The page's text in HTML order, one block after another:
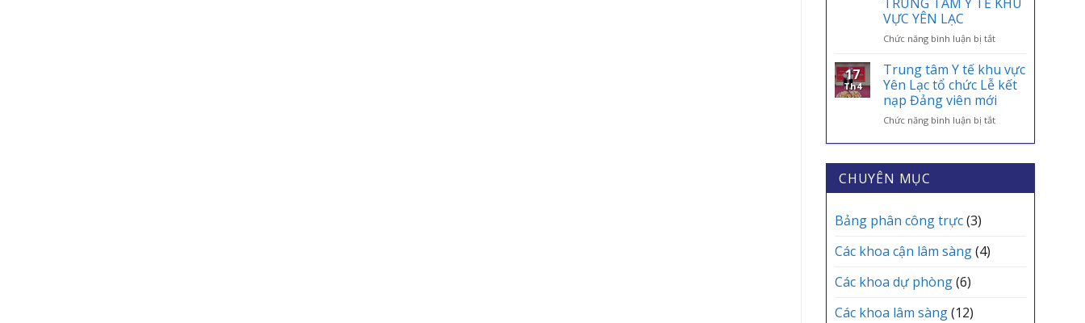
CHÌA
KHỎE
MỖI
GIA
ĐÌNH
VNeID
MÔN
KỲ
TRẠM
Y
TẾ
CÁC
VỰC YÊN LẠC
Chức năng bình luận bị tắtở
ÂN
NHỮNG
“CHIẾN
BINH
ÁO
THẦM
LẶNG
17
Th4
Trung tâm Y tế khu vực
Yên Lạc tổ chức Lễ kết
nạp Đảng viên mới
Chức năng bình luận bị tắtở
tâm
Y
CHUYÊN MỤC
Bảng phân công trực(3)
Các khoa cận lâm sàng(4)
Các khoa dự phòng(6)
Các khoa lâm sàng(12)